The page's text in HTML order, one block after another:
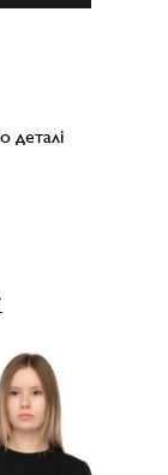
деталі